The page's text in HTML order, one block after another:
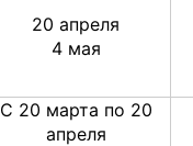
20 апреля
4 мая
С 20 марта по 20
апреля